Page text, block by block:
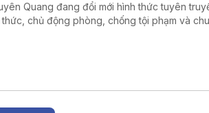
Quang đang đổi mới hình thức tuyên
chủ động phòng, chống tội phạm và